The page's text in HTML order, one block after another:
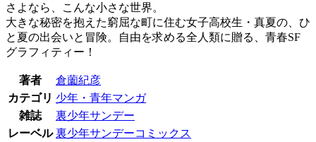
さよなら、こんな小さな世界。
大きな秘密を抱えた窮屈な町に住む女子高校生・真夏の、ひ
と夏の出会いと冒険。自由を求める全人類に贈る、青春SF
グラフィティー！
著者
倉薗紀彦
カテゴリ 少年・青年マンガ
雑誌
裏少年サンデー
レーベル 裏少年サンデーコミックス